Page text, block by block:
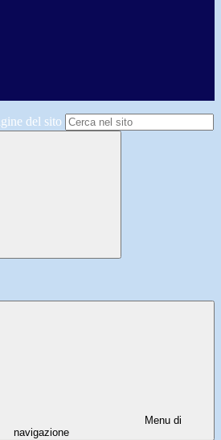
del sito
Menu di
navigazione